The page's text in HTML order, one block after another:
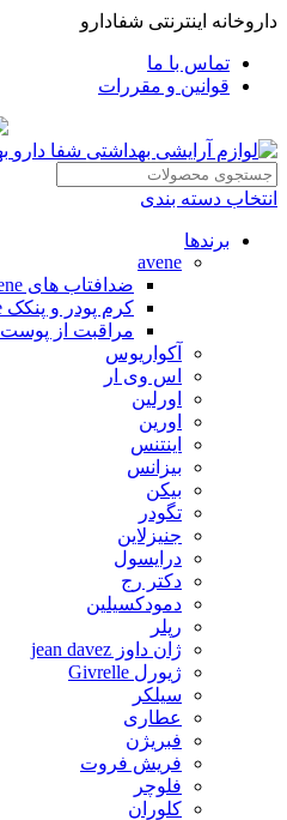
داروخانه اینترنتی شفادارو
تماس با ما
قوانین و مقررات
انتخاب دسته بندی
برندها
avene
ضدافتاب های avene
کرم پودر و پنکک avene
مراقبت از پوست avene
آکواریوس
اس وی ار
اورلین
اورین
اینتنس
بیزانس
بیکن
تگودر
جنیزلاین
درایسول
دکتر رج
دمودکسیلین
رپلر
ژان داوز jean davez
ژیورل Givrelle
سیلکر
عطاری
فبریژن
فریش فروت
فلوچر
کلوران